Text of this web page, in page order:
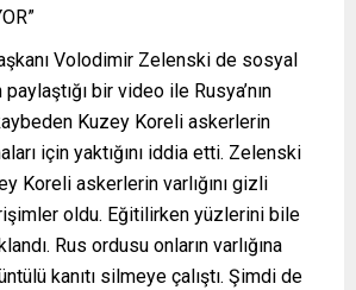
Volodimir Zelenski de sosyal
bir video ile Rusya’nın
Kuzey Koreli askerlerin
için yaktığını iddia etti. Zelenski
Koreli askerlerin varlığını gizli
oldu. Eğitilirken yüzlerini bile
Rus ordusu onların varlığına
kanıtı silmeye çalıştı. Şimdi de